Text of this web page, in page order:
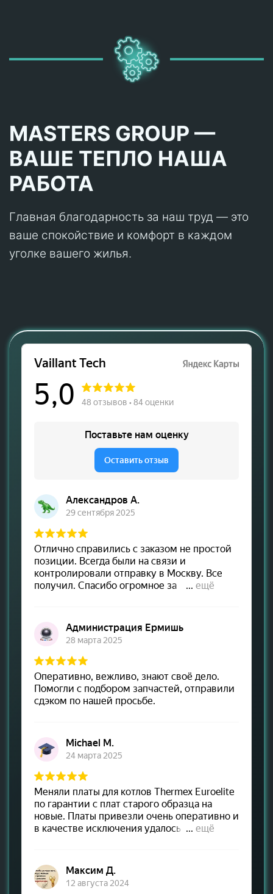
MASTERS GROUP —
ВАШЕ ТЕПЛО НАША
РАБОТА
Главная благодарность за наш труд — это
ваше спокойствие и комфорт в каждом
уголке вашего жилья.